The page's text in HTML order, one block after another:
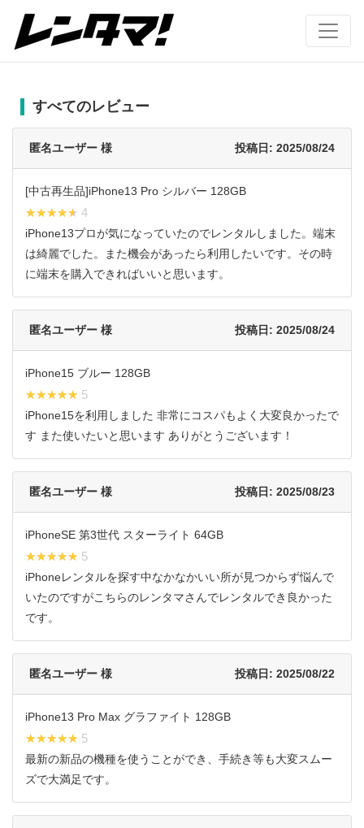
すべてのレビュー
匿名ユーザー 様 投稿日: 2025/08/24
[中古再生品]iPhone13 Pro シルバー 128GB
★★★★★
★★★★★ 4
iPhone13プロが気になっていたのでレンタルしました。端末
は綺麗でした。また機会があったら利用したいです。その時
に端末を購入できればいいと思います。
匿名ユーザー 様 投稿日: 2025/08/24
iPhone15 ブルー 128GB
★★★★★
★★★★★ 5
iPhone15を利用しました 非常にコスパもよく大変良かったで
す また使いたいと思います ありがとうございます！
匿名ユーザー 様 投稿日: 2025/08/23
iPhoneSE 第3世代 スターライト 64GB
★★★★★
★★★★★ 5
iPhoneレンタルを探す中なかなかいい所が見つからず悩んで
いたのですがこちらのレンタマさんでレンタルでき良かった
です。
匿名ユーザー 様 投稿日: 2025/08/22
iPhone13 Pro Max グラファイト 128GB
★★★★★
★★★★★ 5
最新の新品の機種を使うことができ、手続き等も大変スムー
ズで大満足です。